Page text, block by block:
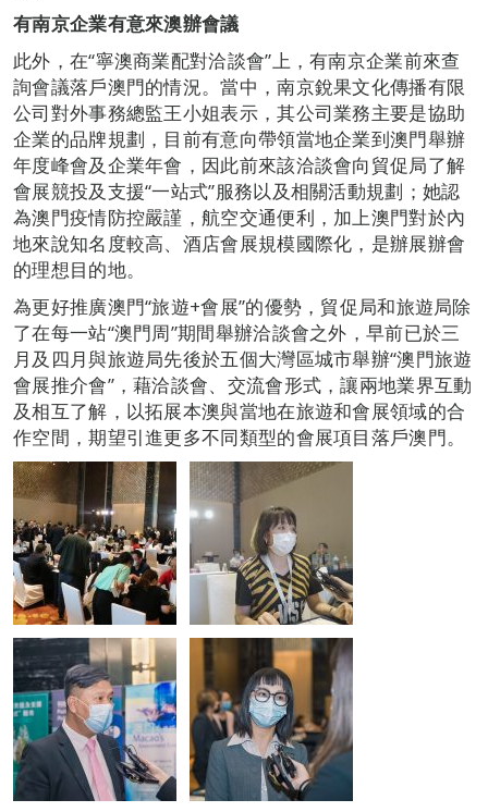
有南京企業有意來澳辦會議
此外，在“寧澳商業配對洽談會”上，有南京企業前來查
詢會議落戶澳門的情況。當中，南京銳果文化傳播有限
公司對外事務總監王小姐表示，其公司業務主要是協助
企業的品牌規劃，目前有意向帶領當地企業到澳門舉辦
年度峰會及企業年會，因此前來該洽談會向貿促局了解
會展競投及支援“一站式”服務以及相關活動規劃；她認
為澳門疫情防控嚴謹，航空交通便利，加上澳門對於內
地來說知名度較高、酒店會展規模國際化，是辦展辦會
的理想目的地。
為更好推廣澳門“旅遊+會展”的優勢，貿促局和旅遊局除
了在每一站“澳門周”期間舉辦洽談會之外，早前已於三
月及四月與旅遊局先後於五個大灣區城市舉辦“澳門旅遊
會展推介會”，藉洽談會、交流會形式，讓兩地業界互動
及相互了解，以拓展本澳與當地在旅遊和會展領域的合
作空間，期望引進更多不同類型的會展項目落戶澳門。